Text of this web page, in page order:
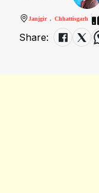
Janjgir , Chhattisgarh
Share: